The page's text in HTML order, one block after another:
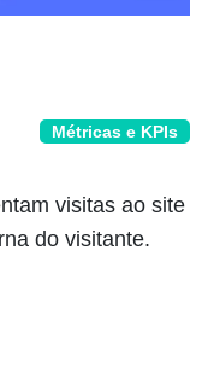
Métricas e KPIs
visitas ao site
do visitante.